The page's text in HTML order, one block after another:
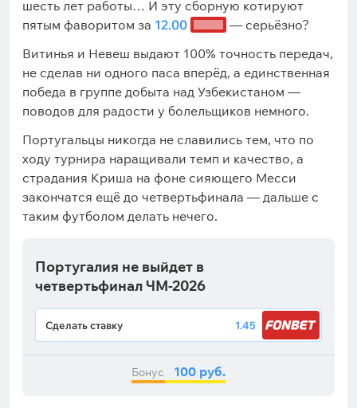
шесть лет работы… И эту сборную котируют
пятым фаворитом за 12.00
— серьёзно?
Витинья и Невеш выдают 100% точность передач,
не сделав ни одного паса вперёд, а единственная
победа в группе добыта над Узбекистаном —
поводов для радости у болельщиков немного.
Португальцы никогда не славились тем, что по
ходу турнира наращивали темп и качество, а
страдания Криша на фоне сияющего Месси
закончатся ещё до четвертьфинала — дальше с
таким футболом делать нечего.
Португалия не выйдет в
четвертьфинал ЧМ-2026
Бонус 100 руб.
Сделать ставку 1.45